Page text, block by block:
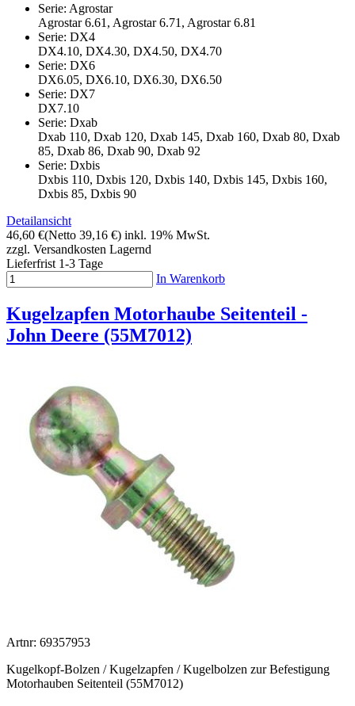
Serie: Agrostar
Agrostar 6.61, Agrostar 6.71, Agrostar 6.81
Serie: DX4
DX4.10, DX4.30, DX4.50, DX4.70
Serie: DX6
DX6.05, DX6.10, DX6.30, DX6.50
Serie: DX7
DX7.10
Serie: Dxab
Dxab 110, Dxab 120, Dxab 145, Dxab 160, Dxab 80, Dxab
85, Dxab 86, Dxab 90, Dxab 92
Serie: Dxbis
Dxbis 110, Dxbis 120, Dxbis 140, Dxbis 145, Dxbis 160,
Dxbis 85, Dxbis 90
Detailansicht
46,60 €(Netto 39,16 €) inkl. 19% MwSt.
zzgl. Versandkosten Lagernd
Lieferfrist 1-3 Tage
In Warenkorb
Kugelzapfen Motorhaube Seitenteil -
John Deere (55M7012)
Artnr: 69357953
Kugelkopf-Bolzen / Kugelzapfen / Kugelbolzen zur Befestigung
Motorhauben Seitenteil (55M7012)